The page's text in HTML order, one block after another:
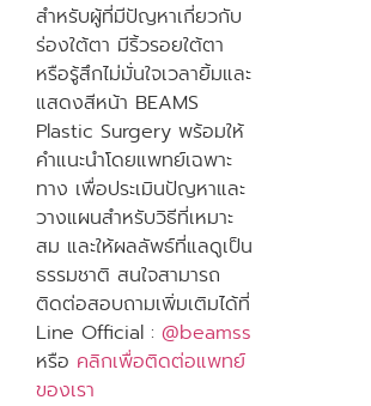
สำหรับผู้ที่มีปัญหาเกี่ยวกับ
ร่องใต้ตา มีริ้วรอยใต้ตา
หรือรู้สึกไม่มั่นใจเวลายิ้มและ
แสดงสีหน้า BEAMS
Plastic Surgery พร้อมให้
คำแนะนำโดยแพทย์เฉพาะ
ทาง เพื่อประเมินปัญหาและ
วางแผนสำหรับวิธีที่เหมาะ
สม และให้ผลลัพธ์ที่แลดูเป็น
ธรรมชาติ สนใจสามารถ
ติดต่อสอบถามเพิ่มเติมได้ที่
Line Official : @beamss
หรือ คลิกเพื่อติดต่อแพทย์
ของเรา